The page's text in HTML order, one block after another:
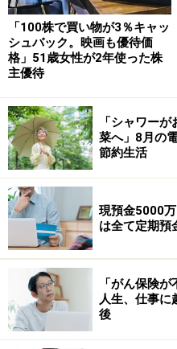
税金や社会保険料
年金生活に入って「被服
時代ほどお金がかからなく
一方で、きついと感じる
費や食費。光熱費は季節
る」とため息をつきます。
物価高（インフレ）の影響
電気代の上昇を強く感じ
ても会計額が高くなるの
商品に切り替えました」と
税金や社会保険料につい
れている印象があり、現役
思っていたが、やや重い」
「100株で買い物が3％キャッ
シュバック。映画も優待価
格」51歳女性が2年使った株
主優待
「シャワー
菜へ」8月の
節約生活
現預金5000
は全て定期預
「がん保険
人生、仕事に
後